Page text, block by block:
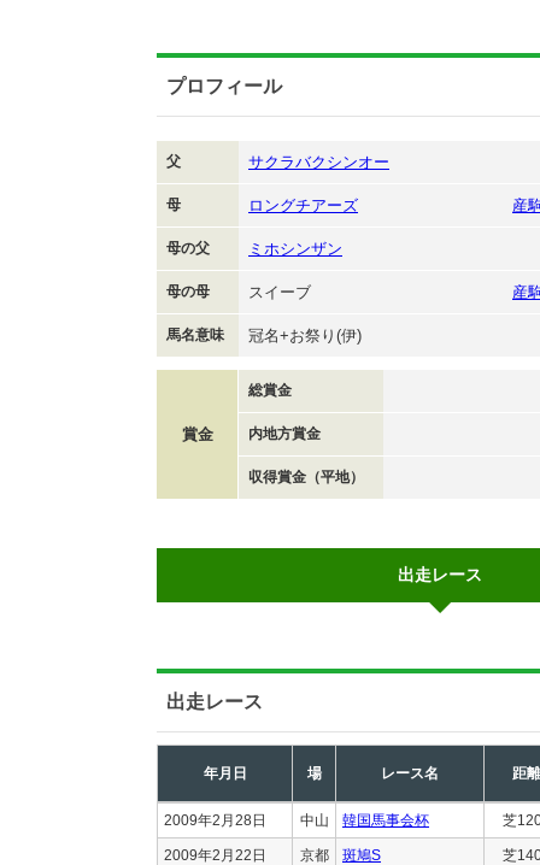
プロフィール
父 サクラバクシンオー
母 ロングチアーズ 産
母の父 ミホシンザン
母の母 スイーブ 産
馬名意味 冠名+お祭り(伊)
賞金
総賞金
内地方賞金
収得賞金（平地）
出走レース
出走レース
年月日 場 レース名 距離
2009年2月28日 中山 韓国馬事会杯 芝
2009年2月22日 京都 斑鳩S 芝